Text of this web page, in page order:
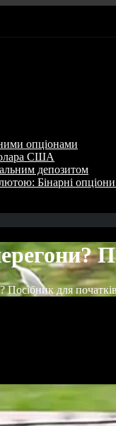
опціонами
США
депозитом
Бінарні
Посібник для